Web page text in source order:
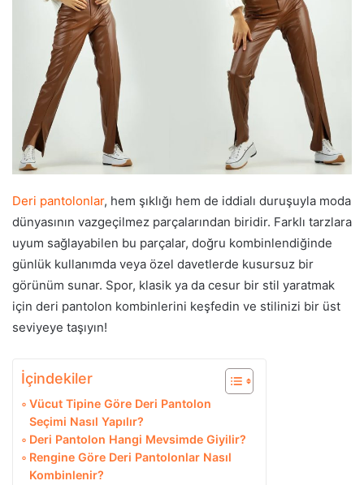
Deri pantolonlar, hem şıklığı hem de iddialı duruşuyla moda
dünyasının vazgeçilmez parçalarından biridir. Farklı tarzlara
uyum sağlayabilen bu parçalar, doğru kombinlendiğinde
günlük kullanımda veya özel davetlerde kusursuz bir
görünüm sunar. Spor, klasik ya da cesur bir stil yaratmak
için deri pantolon kombinlerini keşfedin ve stilinizi bir üst
seviyeye taşıyın!
İçindekiler
Vücut Tipine Göre Deri Pantolon
Seçimi Nasıl Yapılır?
Deri Pantolon Hangi Mevsimde Giyilir?
Rengine Göre Deri Pantolonlar Nasıl
Kombinlenir?